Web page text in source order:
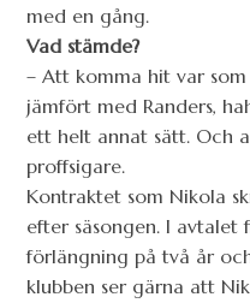
med en gång.
Vad stämde?
– Att komma hit var
jämfört med Randers,
ett helt annat sätt. Och
proffsigare.
Kontraktet som Nikola
efter säsongen. I avtalet
förlängning på två år
klubben ser gärna att